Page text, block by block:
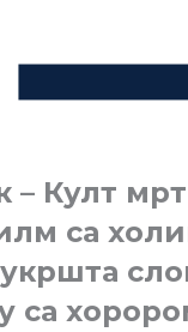
– Култ
са
са